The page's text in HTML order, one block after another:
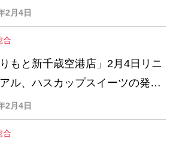
前面に
2月4日
合
りもと新千歳空港店」2月4日リニ
ル、ハスカップスイーツの発信
2月4日
合